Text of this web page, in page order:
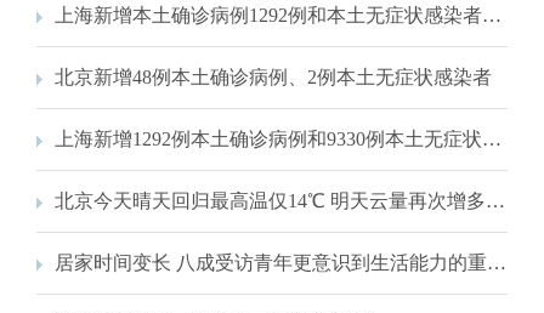
上海新增本土确诊病例1292例和本土无症状感染者9330例
北京新增48例本土确诊病例、2例本土无症状感染者
上海新增1292例本土确诊病例和9330例本土无症状感染者
北京今天晴天回归最高温仅14℃ 明天云量再次增多气温上升
居家时间变长 八成受访青年更意识到生活能力的重要性